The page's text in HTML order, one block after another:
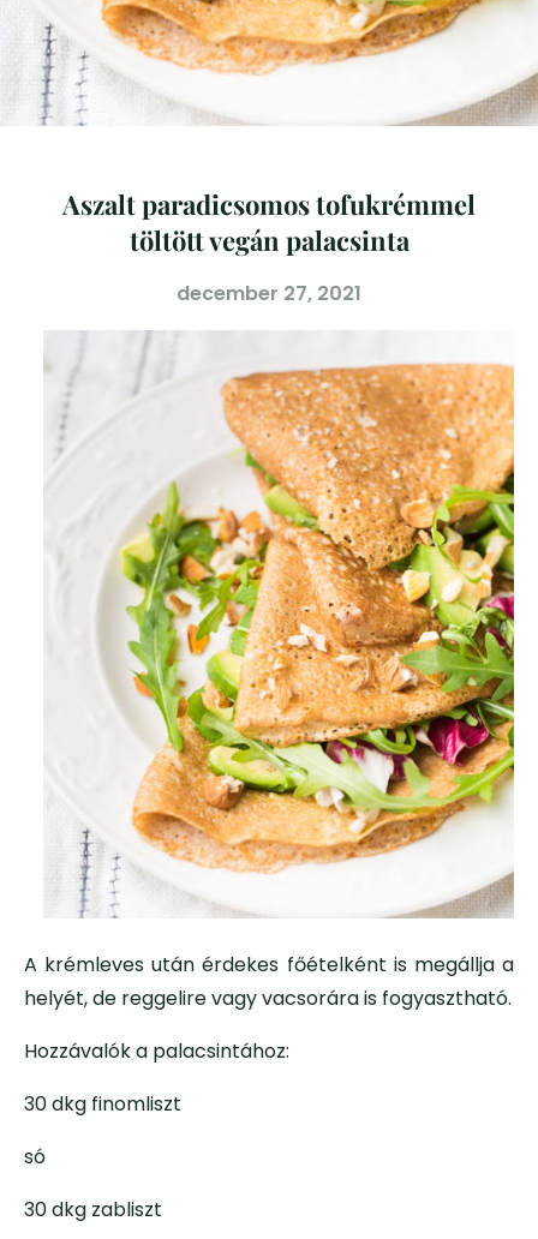
Aszalt paradicsomos tofukrémmel
töltött vegán palacsinta
december 27, 2021
A krémleves után érdekes főételként is megállja a
helyét, de reggelire vagy vacsorára is fogyasztható.
Hozzávalók a palacsintához:
30 dkg finomliszt
só
30 dkg zabliszt